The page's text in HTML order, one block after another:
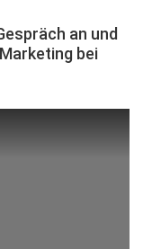
an und
bei